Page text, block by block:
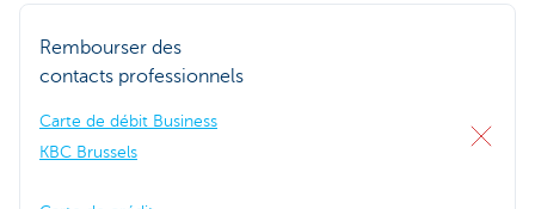
Rembourser des
contacts professionnels
Carte de débit Business
KBC Brussels